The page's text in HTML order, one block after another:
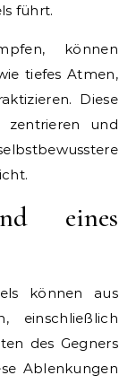
führt.
können
tiefes Atmen,
Diese
und
eines
können aus
einschließlich
des Gegners
Ablenkungen